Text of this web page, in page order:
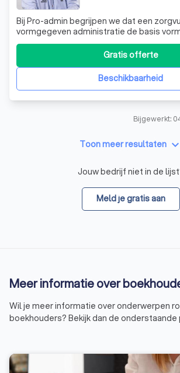
Bij Pro-admin begrijpen we dat een
vormgegeven administratie de basis
succes. Wij onderscheiden ons door
inzicht te bieden in uw financiële zaken,
concentreren op wat echt belangrijk is:
product of dienst. Ons gedreven
Beschikbaarheid
Gratis offerte
Bijgewerkt:
Toon meer resultaten keyboard_arrow_down
Jouw bedrijf niet in de
Meld je gratis aan
Meer informatie over
Wil je meer informatie over onderwerpen
boekhouders? Bekijk dan de onderstaande